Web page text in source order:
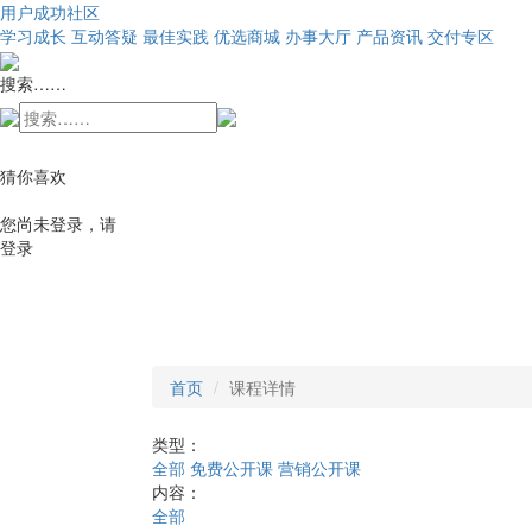
用户成功社区
学习成长 互动答疑 最佳实践 优选商城 办事大厅 产品资讯 交付专区
搜索……
猜你喜欢
您尚未登录，请
登录
首页 课程详情
类型：
全部 免费公开课 营销公开课
内容：
全部